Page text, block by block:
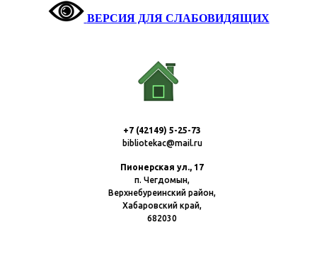
ВЕРСИЯ ДЛЯ СЛАБОВИДЯЩИХ
+7 (42149) 5-25-73
bibliotekac@mail.ru
Пионерская ул., 17
п. Чегдомын,
Верхнебуреинский район,
Хабаровский край,
682030